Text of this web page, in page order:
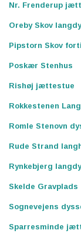
Nr. Frenderup
Oreby Skov
Pipstorn Skov
Poskær Stenhus
Rishøj jættestue
Rokkestenen
Romle Stenovn
Rude Strand
Rynkebjerg
Skelde Gravplads
Sognevejens
Sparresminde